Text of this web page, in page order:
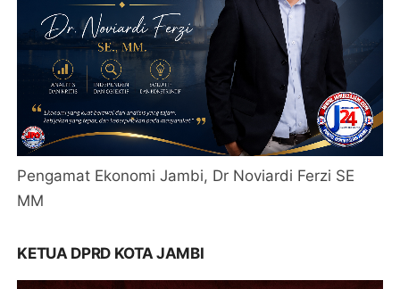
Pengamat Ekonomi Jambi, Dr Noviardi Ferzi SE
MM
KETUA DPRD KOTA JAMBI